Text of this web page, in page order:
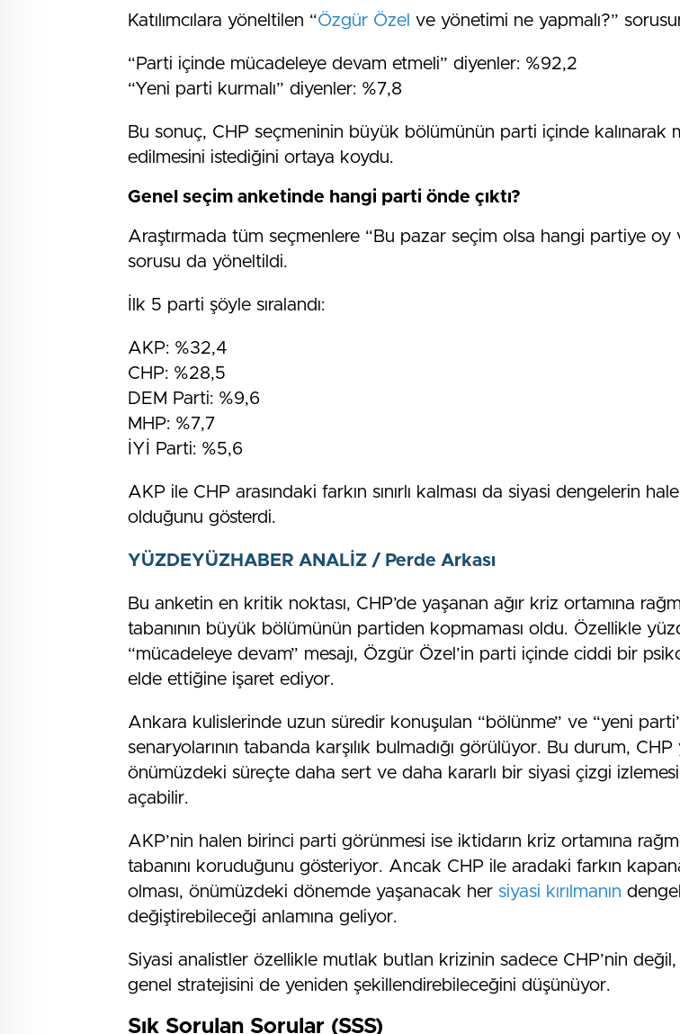
Katılımcılara yöneltilen “Özgür Özel ve yönetimi ne yapmalı?”
“Parti içinde mücadeleye devam etmeli” diyenler: %92,2
“Yeni parti kurmalı” diyenler: %7,8
Bu sonuç, CHP seçmeninin büyük bölümünün parti içinde kalınarak
edilmesini istediğini ortaya koydu.
Genel seçim anketinde hangi parti önde çıktı?
Araştırmada tüm seçmenlere “Bu pazar seçim olsa hangi partiye oy
sorusu da yöneltildi.
İlk 5 parti şöyle sıralandı:
AKP: %32,4
CHP: %28,5
DEM Parti: %9,6
MHP: %7,7
İYİ Parti: %5,6
AKP ile CHP arasındaki farkın sınırlı kalması da siyasi dengelerin
olduğunu gösterdi.
YÜZDEYÜZHABER ANALİZ / Perde Arkası
Bu anketin en kritik noktası, CHP’de yaşanan ağır kriz ortamına
tabanının büyük bölümünün partiden kopmaması oldu. Özellikle
“mücadeleye devam” mesajı, Özgür Özel’in parti içinde ciddi bir
elde ettiğine işaret ediyor.
Ankara kulislerinde uzun süredir konuşulan “bölünme” ve “yeni
senaryolarının tabanda karşılık bulmadığı görülüyor. Bu durum,
önümüzdeki süreçte daha sert ve daha kararlı bir siyasi çizgi
açabilir.
AKP’nin halen birinci parti görünmesi ise iktidarın kriz ortamına
tabanını koruduğunu gösteriyor. Ancak CHP ile aradaki farkın
olması, önümüzdeki dönemde yaşanacak her siyasi kırılmanın
değiştirebileceği anlamına geliyor.
Siyasi analistler özellikle mutlak butlan krizinin sadece CHP’nin
genel stratejisini de yeniden şekillendirebileceğini düşünüyor.
Sık Sorulan Sorular (SSS)